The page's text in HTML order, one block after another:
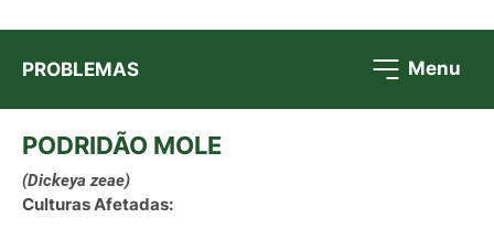
PROBLEMAS Menu
PODRIDÃO MOLE
(Dickeya zeae)
Culturas Afetadas: